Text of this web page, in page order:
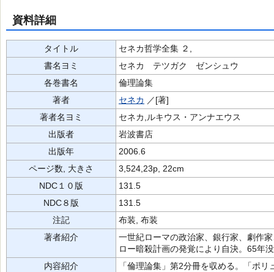
資料詳細
タイトル
セネカ哲学全集 ２,
書名ヨミ
セネカ テツガク ゼンシュウ
各巻書名
倫理論集
著者
セネカ ／[著]
著者名ヨミ
セネカ,ルキウス・アンナエウス
出版者
岩波書店
出版年
2006.6
ページ数, 大きさ
3,524,23p, 22cm
NDC１０版
131.5
NDC８版
131.5
注記
布装, 布装
著者紹介
一世紀ローマの政治家、銀行家、劇作
ロー暗殺計画の発覚により自決。65年
内容紹介
「倫理論集」第2分冊を収める。「ポ